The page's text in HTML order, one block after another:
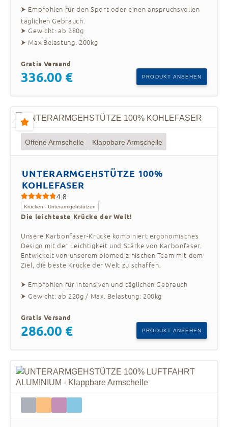
2. Präzisionsverstellung:Das
Höheneinstellungssystem für Griff und
Manschette ist auf Millimeter genau konstruiert,
was eine exakte Anpassung für jeden Benutzer
ermöglicht, die Ergonomie der Krücken
verbessert und Haltungsprobleme verhindert.
3. Exklusives Design:
Das ovale, gebogene
Ingenieuren entwickelt, um die beste Ergonomie
zu bieten und Schmerzen in Händen,
Handgelenken, Schultern und Rücken zu
verhindern.
4. Vermeidet schmerzhafte Beschwerden:
anti-Tendinitis-Griff unserer Krücke hilft,
Schmerzen in den Händen und anderen
Körperbereichen zu vermeiden, und verringert
das Risiko von Sehnenscheidenentzündungen
und anderen durch den langfristigen Einsatz von
Krücken bedingten Verletzungen.
5. Hohe Tragfähigkeit:Trotz ihres geringen
Gewichts haben die Krücken von INDESmed eine
robusten Konstruktion aus Materialien wie
Kohlefaser und Luftfahrtaluminium hohen
6. Mehr Komfort:
Der ergonomische Griff und
die klappbare Manschette sind so gestaltet, dass
dass die Krücken beim Ausführen anderer
Aufgaben nicht herunterfallen, was zu mehr
⮞ Empfohlen für den Sport oder einen anspruchsvollen
täglichen Gebrauch.
⮞ Gewicht: ab 280g
⮞ Max.Belastung: 200kg
Gratis Versand
336.00 € PRODUKT ANSEHEN
Offene Armschelle Klappbare Armschelle
UNTERARMGEHSTÜTZE 100%
KOHLEFASER
4,8
Krücken - Unterarmgehstützen
Die leichteste Krücke der Welt!
Unsere Karbonfaser-Krücke kombiniert ergonomisches
Design mit der Leichtigkeit und Stärke von Karbonfaser.
Entwickelt von unserem biomedizinischen Team mit dem
Ziel, die beste Krücke der Welt zu schaffen.
⮞ Empfohlen für intensiven und täglichen Gebrauch
⮞ Gewicht: ab 220g / Max. Belastung: 200kg
Gratis Versand
286.00 € PRODUKT ANSEHEN